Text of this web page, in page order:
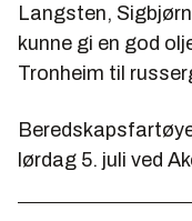
Langsten,
kunne gi en god
Tronheim til
lørdag 5. juli ved